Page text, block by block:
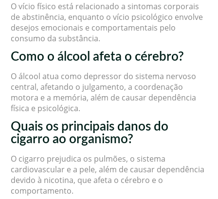
O vício físico está relacionado a sintomas corporais
de abstinência, enquanto o vício psicológico envolve
desejos emocionais e comportamentais pelo
consumo da substância.
Como o álcool afeta o cérebro?
O álcool atua como depressor do sistema nervoso
central, afetando o julgamento, a coordenação
motora e a memória, além de causar dependência
física e psicológica.
Quais os principais danos do
cigarro ao organismo?
O cigarro prejudica os pulmões, o sistema
cardiovascular e a pele, além de causar dependência
devido à nicotina, que afeta o cérebro e o
comportamento.